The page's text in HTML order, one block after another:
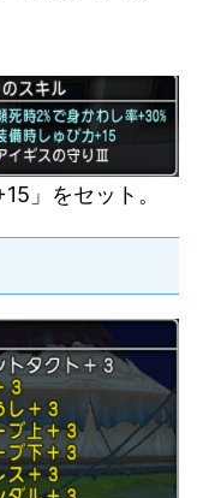
」をセット。